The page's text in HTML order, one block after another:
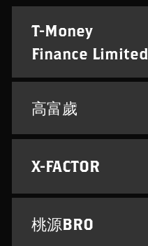
T-Money
Finance Limited
高富歲
X-FACTOR
桃源BRO